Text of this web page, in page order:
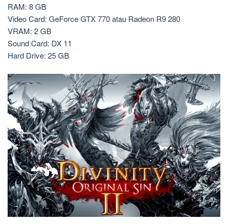
RAM: 8 GB
Video Card: GeForce GTX 770 atau Radeon R9 280
VRAM: 2 GB
Sound Card: DX 11
Hard Drive: 25 GB